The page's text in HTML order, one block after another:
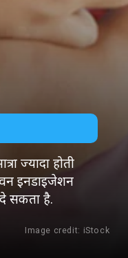
ज्यादा होती
इनडाइजेशन
सकता है.
Image credit: iStock